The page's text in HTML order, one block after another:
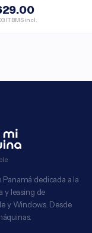
ITBMS incl.
Panamá dedicada a la
y leasing de
y Windows. Desde